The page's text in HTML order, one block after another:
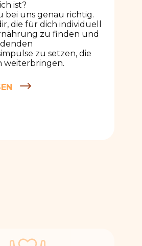
ist?
bei uns genau richtig.
die für dich individuell
zu finden und
zu setzen, die
weiterbringen.